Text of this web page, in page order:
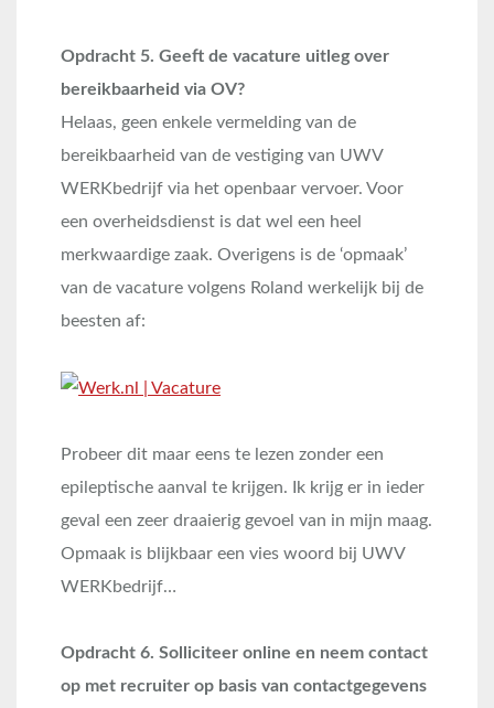
Opdracht 5. Geeft de vacature uitleg over
bereikbaarheid via OV?
Helaas, geen enkele vermelding van de
bereikbaarheid van de vestiging van UWV
WERKbedrijf via het openbaar vervoer. Voor
een overheidsdienst is dat wel een heel
merkwaardige zaak. Overigens is de ‘opmaak’
van de vacature volgens Roland werkelijk bij de
beesten af:
Probeer dit maar eens te lezen zonder een
epileptische aanval te krijgen. Ik krijg er in ieder
geval een zeer draaierig gevoel van in mijn maag.
Opmaak is blijkbaar een vies woord bij UWV
WERKbedrijf…
Opdracht 6. Solliciteer online en neem contact
op met recruiter op basis van contactgegevens